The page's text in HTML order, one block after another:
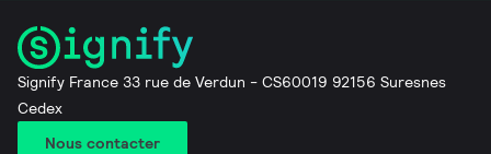
Signify France 33 rue de Verdun - CS60019 92156 Suresnes
Cedex
Nous contacter